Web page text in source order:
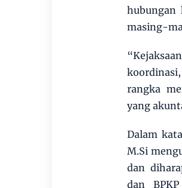
hubungan
masing-
rangka
yang
Dalam
M.Si
dan
dan